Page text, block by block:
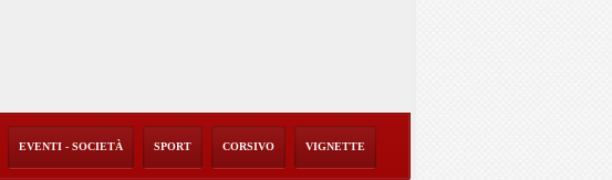
EVENTI - SOCIETÀ SPORT CORSIVO VIGNETTE